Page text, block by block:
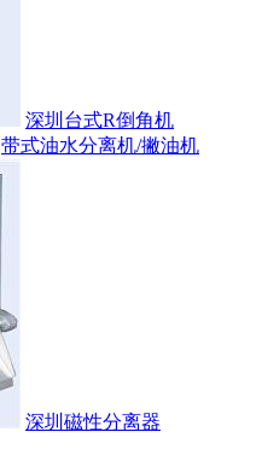
深圳台式R倒角机
带式油水分离机/撇油机
深圳磁性分离器